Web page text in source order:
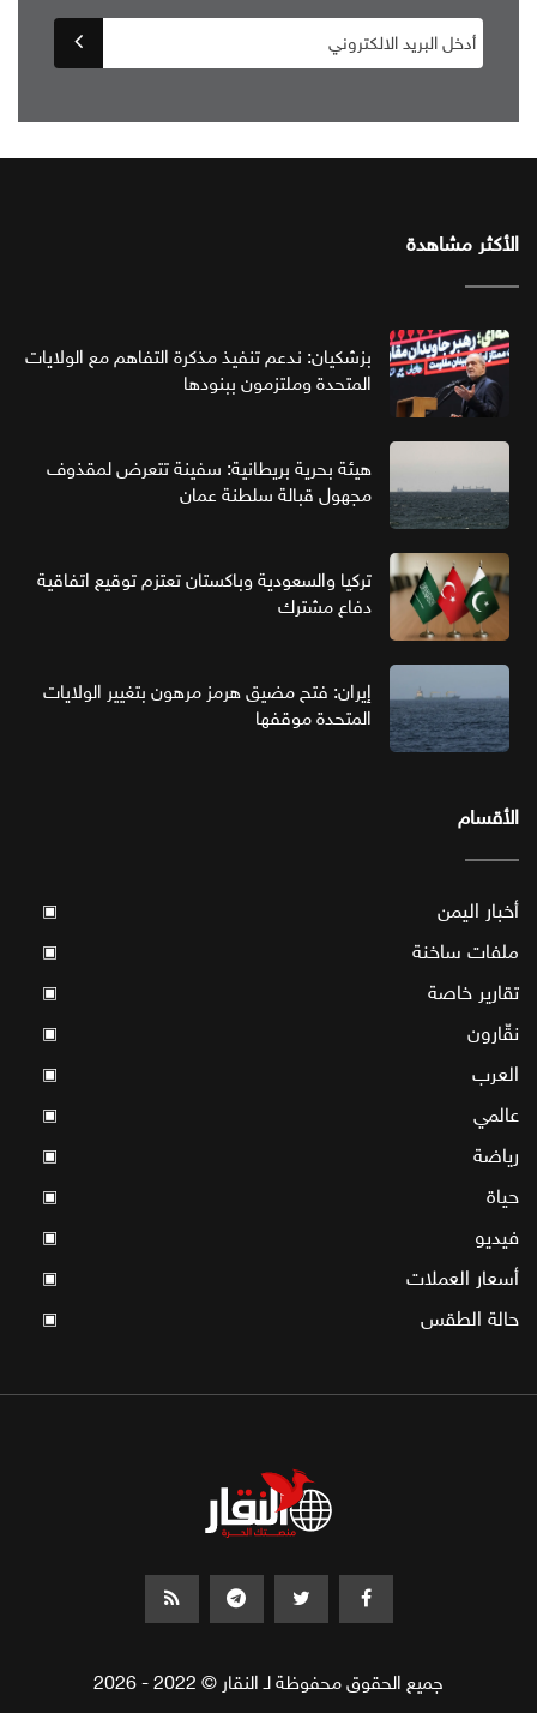
الأكثر مشاهدة
بزشكيان: ندعم تنفيذ مذكرة التفاهم مع الولايات
المتحدة وملتزمون ببنودها
هيئة بحرية بريطانية: سفينة تتعرض لمقذوف
مجهول قبالة سلطنة عمان
تركيا والسعودية وباكستان تعتزم توقيع اتفاقية
دفاع مشترك
إيران: فتح مضيق هرمز مرهون بتغيير الولايات
المتحدة موقفها
الأقسام
أخبار اليمن ▣
ملفات ساخنة ▣
تقارير خاصة ▣
نقّارون ▣
العرب ▣
عالمي ▣
رياضة ▣
حياة ▣
فيديو ▣
أسعار العملات ▣
حالة الطقس ▣
جميع الحقوق محفوظة لـ النقار © 2022 - 2026